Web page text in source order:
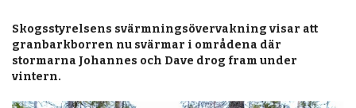
Skogsstyrelsens svärmningsövervakning visar att
granbarkborren nu svärmar i områdena där
stormarna Johannes och Dave drog fram under
vintern.